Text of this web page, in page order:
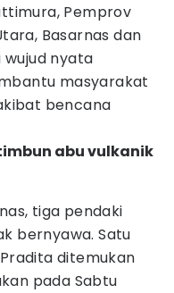
Pemprov
Basarnas dan
nyata
masyarakat
bencana
abu vulkanik
tiga pendaki
bernyawa. Satu
ditemukan
pada Sabtu